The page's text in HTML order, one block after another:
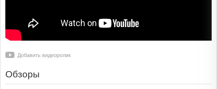
Добавить видеоролик
Обзоры